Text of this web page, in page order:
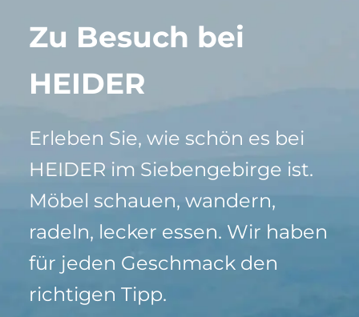
Zu Besuch bei
HEIDER
Erleben Sie, wie schön es bei
HEIDER im Siebengebirge ist.
Möbel schauen, wandern,
radeln, lecker essen. Wir haben
für jeden Geschmack den
richtigen Tipp.